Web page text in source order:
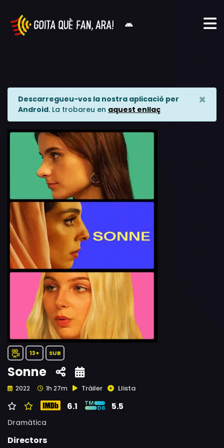
Descarregueu-vos la nostra aplicació per
Android. La trobareu en aquest enllaç
×
13+ SUB
Sonne
2022 1h 27m Tràiler Llista
6.1 5.5
Dramàtica
Directors